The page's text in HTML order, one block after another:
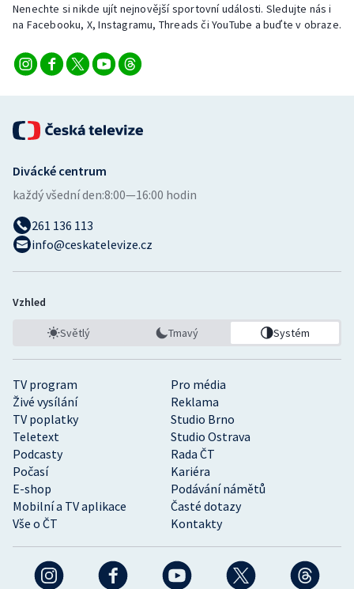
Nenechte si nikde ujít nejnovější sportovní události. Sledujte nás i
na Facebooku, X, Instagramu, Threads či YouTube a buďte v obraze.
TV program
Pro média
Živé vysílání
Reklama
TV poplatky
Studio Brno
Teletext
Studio Ostrava
Podcasty
Rada ČT
Počasí
Kariéra
E-shop
Podávání námětů
Mobilní a TV aplikace
Časté dotazy
Vše o ČT
Kontakty
Divácké centrum
každý všední den:8:00—16:00 hodin
261 136 113
info@ceskatelevize.cz
Vzhled
Světlý Tmavý Systém